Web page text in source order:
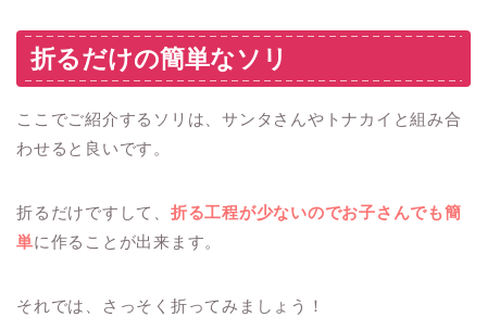
折るだけの簡単なソリ
ここでご紹介するソリは、サンタさんやトナカイと組み合
わせると良いです。
折るだけですして、 折る工程が少ないのでお子さんでも簡
単に作ることが出来ます。
それでは、さっそく折ってみましょう！